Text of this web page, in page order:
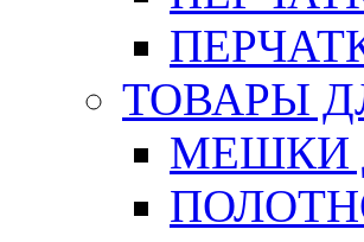
ТОВАРЫ
МЕШКИ